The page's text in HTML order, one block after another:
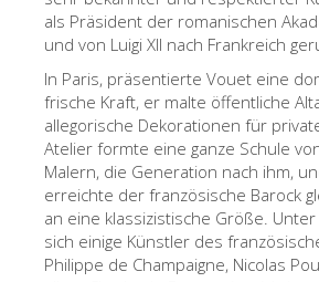
Archäologisches
Museo Galileo
Boboli Gardens
The Arnolfo\'s tower
Vasari Corridor
Palazzo Vecchio
als Präsident der romanischen
und von Luigi XII nach Frankreich
In Paris, präsentierte Vouet eine
frische Kraft, er malte öffentliche
allegorische Dekorationen für
Atelier formte eine ganze Schule
Malern, die Generation nach ihm,
erreichte der französische Barock
an eine klassizistische Größe.
sich einige Künstler des
Philippe de Champaigne, Nicolas